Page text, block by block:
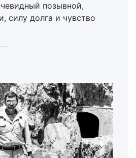
позывной,
силу долга и чувство